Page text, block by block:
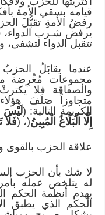
قيامه بسقي الأمة
رفضُ الأمةِ تقبُّلَ
يرفض شـرب الدواء،
تتقبل الدواء لتشفى،
عندما يقابَلُ
مجموعات مُغْرِضة
والصفاقة فلا
متجاوزاً صَلَفَ
الكريمة التالية: (لَيْسَ
إِلَّا الْبَلَاغُ الْمُبِينُ(، (
علاقة الحزب بالقوى
لا شك بأن الحزب
له يتلخص عمله
يهدم أنظمة الحكم
الحكم الذي يطبق